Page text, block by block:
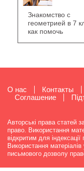
Знакомство с
геометрией в 7
как помочь
О нас Контакты
Cоглашение
Авторські права статей
право. Використання
відкритим для
Використання
письмового дозволу